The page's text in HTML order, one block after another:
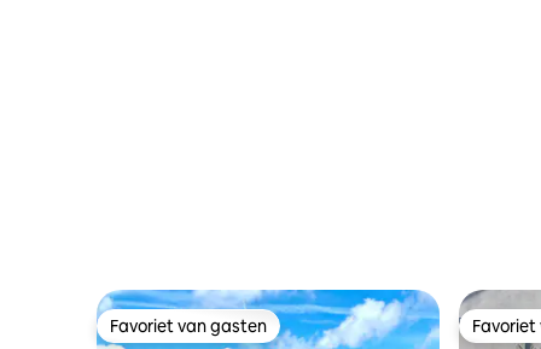
Favoriet van gasten
Favoriet van gasten